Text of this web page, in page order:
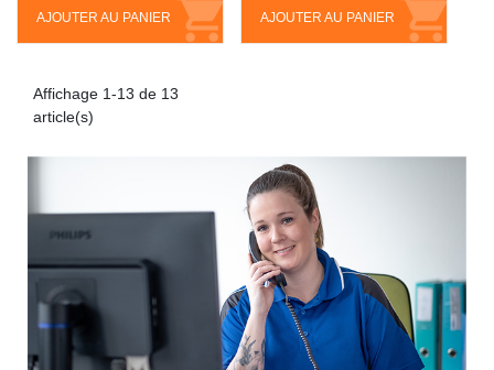
AJOUTER AU PANIER AJOUTER AU PANIER
Affichage 1-13 de 13
article(s)